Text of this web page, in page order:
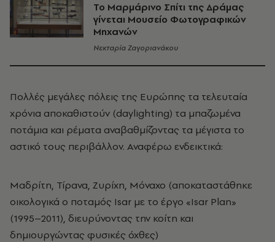
Το Μαρμάρινο Σπίτι της Δράμας
γίνεται Μουσείο Φωτογραφικών
Μηχανών
Νεκταρία Ζαγοριανάκου
Πολλές μεγάλες πόλεις της Ευρώπης τα τελευταία
χρόνια αποκαθιστούν (daylighting) τα μπαζωμένα
ποτάμια και ρέματα αναβαθμίζοντας τα μέγιστα το
αστικό τους περιβάλλον. Αναφέρω ενδεικτικά:
Μαδρίτη, Τίρανα, Ζυρίχη, Μόναχο (αποκαταστάθηκε
οικολογικά ο ποταμός Isar με το έργο «Isar Plan»
(1995–2011), διευρύνοντας την κοίτη και
δημιουργώντας φυσικές όχθες)